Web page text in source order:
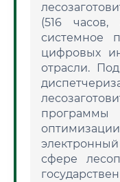
(516
системное
цифровых
отрасли.
сфере